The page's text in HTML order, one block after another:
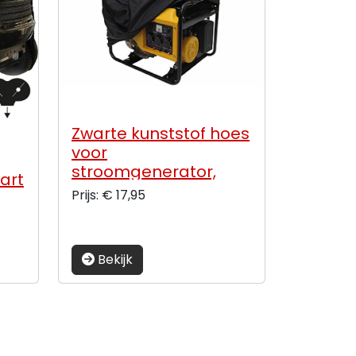
Zwarte kunststof hoes
voor
stroomgenerator,
afmetingen 73 x 53 x
61cm.
Prijs: € 17,95
Bekijk